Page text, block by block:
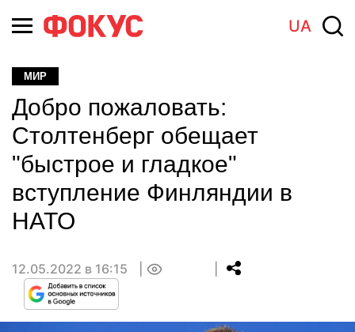
UA
МИР
Добро пожаловать:
Столтенберг обещает
"быстрое и гладкое"
вступление Финляндии в
НАТО
12.05.2022 в 16:15